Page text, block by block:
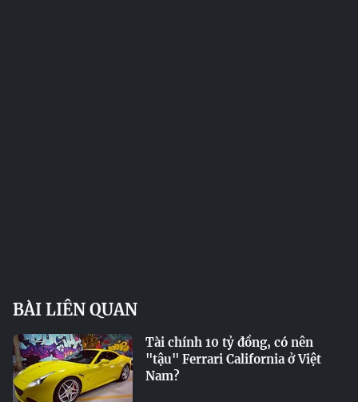
BÀI LIÊN QUAN
Tài chính 10 tỷ đồng, có nên
"tậu" Ferrari California ở Việt
Nam?